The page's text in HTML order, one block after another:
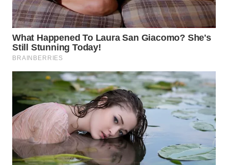
WAHANA
SPORT
WAHANA
UMKM
WAHANA
SELEB
WAHANA
PERSONA